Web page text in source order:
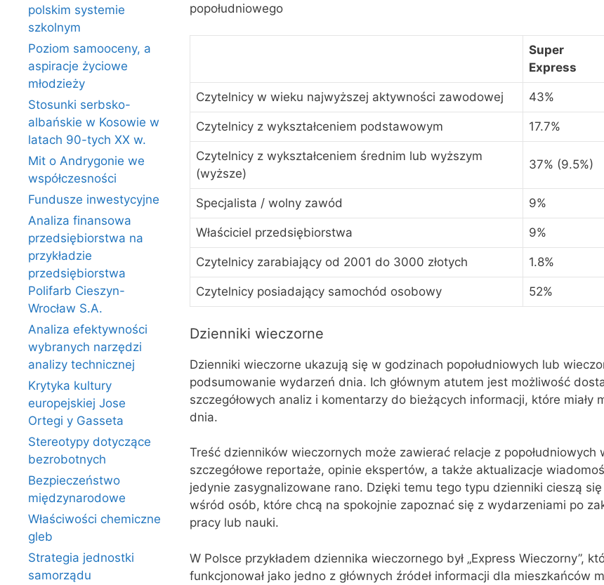
popołudniowego
Super
Express
Czytelnicy w wieku najwyższej aktywności zawodowej 43%
Czytelnicy z wykształceniem podstawowym 17.7%
Czytelnicy z wykształceniem średnim lub wyższym
(wyższe)
37% (9.5%)
Specjalista / wolny zawód 9%
Właściciel przedsiębiorstwa 9%
Czytelnicy zarabiający od 2001 do 3000 złotych 1.8%
Czytelnicy posiadający samochód osobowy 52%
Dzienniki wieczorne
Dzienniki wieczorne ukazują się w godzinach popołudniowych lub
podsumowanie wydarzeń dnia. Ich głównym atutem jest możliwość
szczegółowych analiz i komentarzy do bieżących informacji, które miały
dnia.
Treść dzienników wieczornych może zawierać relacje z popołudniowych
szczegółowe reportaże, opinie ekspertów, a także aktualizacje
jedynie zasygnalizowane rano. Dzięki temu tego typu dzienniki cieszą
wśród osób, które chcą na spokojnie zapoznać się z wydarzeniami po
pracy lub nauki.
W Polsce przykładem dziennika wieczornego był „Express Wieczorny”,
funkcjonował jako jedno z głównych źródeł informacji dla mieszkańców
polskim systemie
szkolnym
Poziom samooceny, a
aspiracje życiowe
młodzieży
Stosunki serbsko-
albańskie w Kosowie w
latach 90-tych XX w.
Mit o Andrygonie we
współczesności
Fundusze inwestycyjne
Analiza finansowa
przedsiębiorstwa na
przykładzie
przedsiębiorstwa
Polifarb Cieszyn-
Wrocław S.A.
Analiza efektywności
wybranych narzędzi
analizy technicznej
Krytyka kultury
europejskiej Jose
Ortegi y Gasseta
Stereotypy dotyczące
bezrobotnych
Bezpieczeństwo
międzynarodowe
Właściwości chemiczne
gleb
Strategia jednostki
samorządu